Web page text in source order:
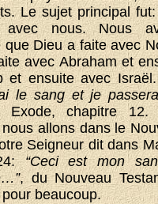
Le sujet principal
avec nous. Nous
que Dieu a faite avec
avec Abraham et
et ensuite avec
le sang et je
Exode, chapitre 12.
allons dans le
Seigneur dit dans
“Ceci est mon
, du Nouveau
beaucoup.